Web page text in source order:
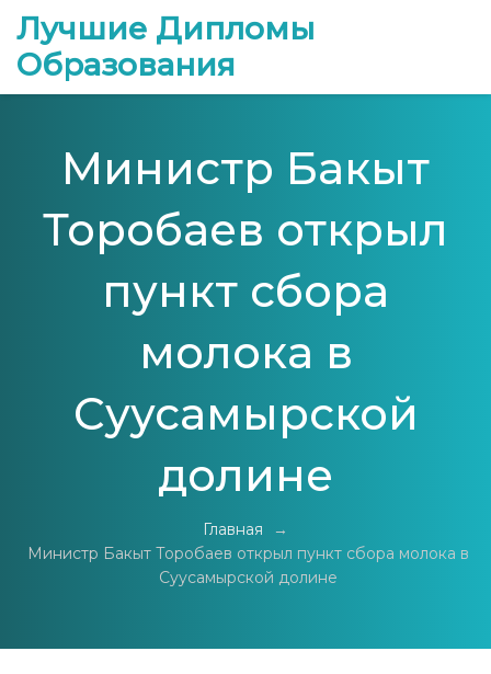
Лучшие Дипломы
Образования
Министр Бакыт
Торобаев открыл
пункт сбора
молока в
Суусамырской
долине
Главная
→
Министр Бакыт Торобаев открыл пункт сбора молока в
Суусамырской долине